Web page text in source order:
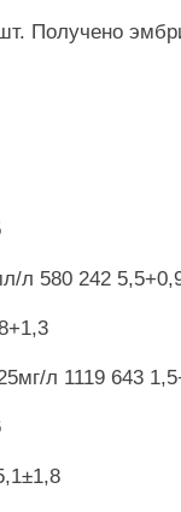
Получено
л 580 242
л 1119 643